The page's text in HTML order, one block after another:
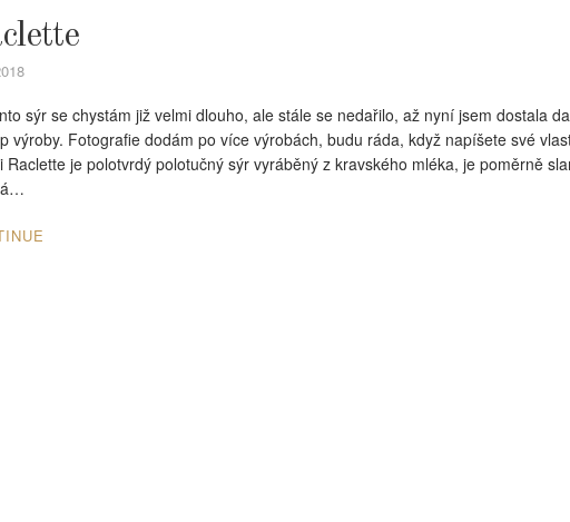
sýr se chystám již velmi dlouho, ale stále se nedařilo, až nyní jsem dostala
výroby. Fotografie dodám po více výrobách, budu ráda, když napíšete své
Raclette je polotvrdý polotučný sýr vyráběný z kravského mléka, je poměrně